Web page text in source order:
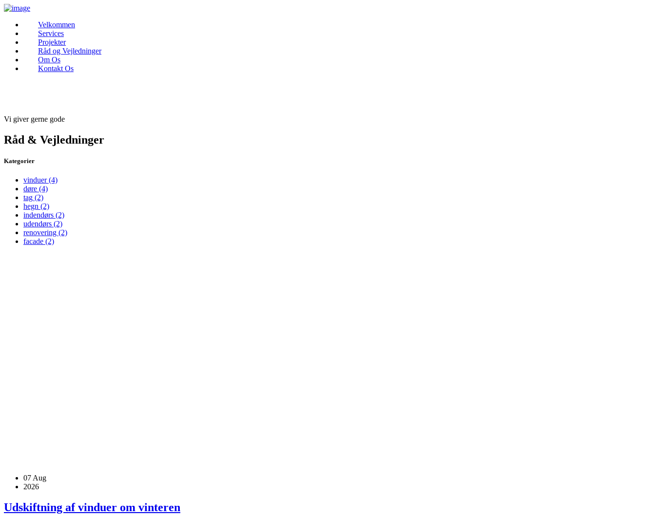
Velkommen
Services
Projekter
Råd og Vejledninger
Om Os
Kontakt Os
Vi giver gerne gode
Råd & Vejledninger
Kategorier
vinduer(4)
døre (4)
tag (2)
hegn (2)
indendørs (2)
udendørs (2)
renovering (2)
facade (2)
07 Aug
2026
Udskiftning af vinduer om vinteren